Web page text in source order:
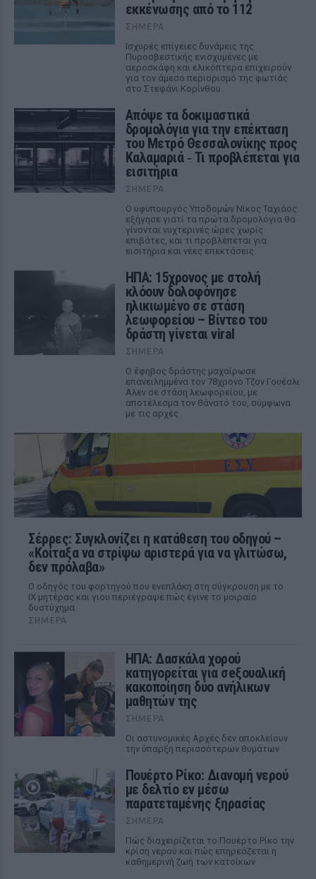
εκκένωσης από το 112
ΣΉΜΕΡΑ
Ισχυρές επίγειες δυνάμεις της
Πυροσβεστικής ενισχυμένες με
αεροσκάφη και ελικόπτερα επιχειρούν
για τον άμεσο περιορισμό της φωτιάς
στο Στεφάνι Κορίνθου.
Απόψε τα δοκιμαστικά
δρομολόγια για την επέκταση
του Μετρό Θεσσαλονίκης προς
Καλαμαριά ‑ Τι προβλέπεται για
εισιτήρια
ΣΉΜΕΡΑ
Ο υφυπουργός Υποδομών Νίκος Ταχιάος
εξήγησε γιατί τα πρώτα δρομολόγια θα
γίνονται νυχτερινές ώρες χωρίς
επιβάτες, και τι προβλέπεται για
εισιτήρια και νέες επεκτάσεις.
ΗΠΑ: 15χρονος με στολή
κλόουν δολοφόνησε
ηλικιωμένο σε στάση
λεωφορείου – Βίντεο του
δράστη γίνεται viral
ΣΉΜΕΡΑ
Ο έφηβος δράστης μαχαίρωσε
επανειλημμένα τον 78χρονο Τζον Γουέσλι
Αλεν σε στάση λεωφορείου, με
αποτέλεσμα τον θάνατό του, σύμφωνα
με τις αρχές
Σέρρες: Συγκλονίζει η κατάθεση του οδηγού –
«Κοίταξα να στρίψω αριστερά για να γλιτώσω,
δεν πρόλαβα»
Ο οδηγός του φορτηγού που ενεπλάκη στη σύγκρουση με το
ΙΧ μητέρας και γιου περιέγραψε πώς έγινε το μοιραίο
δυστύχημα.
ΣΉΜΕΡΑ
ΗΠΑ: Δασκάλα χορού
κατηγορείται για σeξουαλική
κακοποίηση δύο ανήλικων
μαθητών της
ΣΉΜΕΡΑ
Οι αστυνομικές Αρχές δεν αποκλείουν
την ύπαρξη περισσότερων θυμάτων
Πουέρτο Ρίκο: Διανομή νερού
με δελτίο εν μέσω
παρατεταμένης ξηρασίας
ΣΉΜΕΡΑ
Πώς διαχειρίζεται το Πουέρτο Ρίκο την
κρίση νερού και πώς επηρεάζεται η
καθημερινή ζωή των κατοίκων